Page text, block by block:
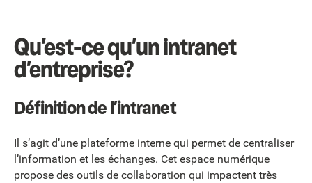
Qu’est-ce qu’un intranet
d’entreprise?
Définition de l’intranet
Il s’agit d’une plateforme interne qui permet de centraliser
l’information et les échanges. Cet espace numérique
propose des outils de collaboration qui impactent très